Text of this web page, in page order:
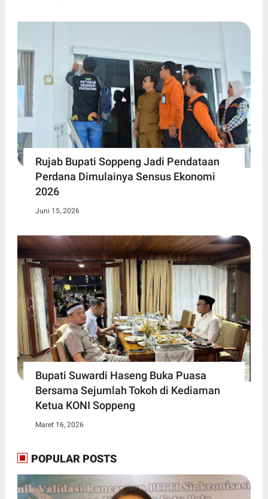
Rujab Bupati Soppeng Jadi Pendataan
Perdana Dimulainya Sensus Ekonomi
2026
Juni 15, 2026
Bupati Suwardi Haseng Buka Puasa
Bersama Sejumlah Tokoh di Kediaman
Ketua KONI Soppeng
Maret 16, 2026
POPULAR POSTS